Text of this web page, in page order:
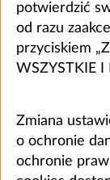
potwierdzić
od razu
przyciskiem
WSZYSTKIE I
Zmiana
o ochronie
ochronie